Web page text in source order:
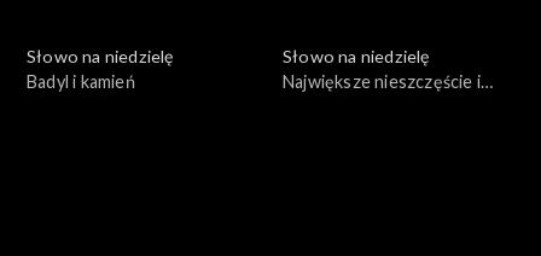
Słowo na niedzielę
Badyl i kamień
Słowo na niedzielę
Największe nieszczęście i